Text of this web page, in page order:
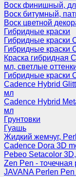
Воск финишный,
Воск битумный,
Воск цветной
Гибридные краски
Гибридные краски
Гибридные краски
Краска гибридная
мл, светлые
Гибридные краски
Cadence Hybrid
мл
Cadence Hybrid
мл
Грунтовки
Гуашь
Жидкий жемчуг,
Cadence Dora 3D
Pebeo Setacolor
Zen Pen - точечная
JAVANA Perlen